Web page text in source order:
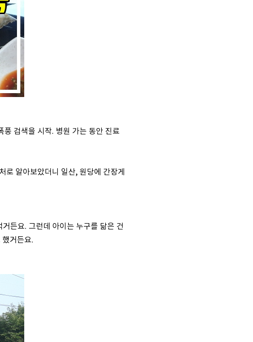
검색을 시작. 병원 가는 동안 진료
로 알아보았더니 일산, 원당에 간장게
든요. 그런데 아이는 누구를 닮은 건
거든요.